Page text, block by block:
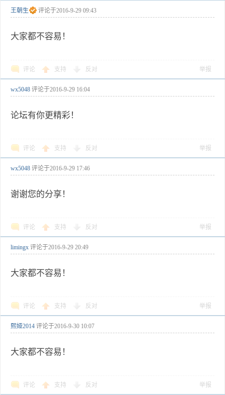
王朝生 评论于2016-9-29 09:43
大家都不容易！
评论 支持 反对 举报
wx5048 评论于2016-9-29 16:04
论坛有你更精彩！
评论 支持 反对 举报
wx5048 评论于2016-9-29 17:46
谢谢您的分享！
评论 支持 反对 举报
limingx 评论于2016-9-29 20:49
大家都不容易！
评论 支持 反对 举报
熙娅2014 评论于2016-9-30 10:07
大家都不容易！
评论 支持 反对 举报